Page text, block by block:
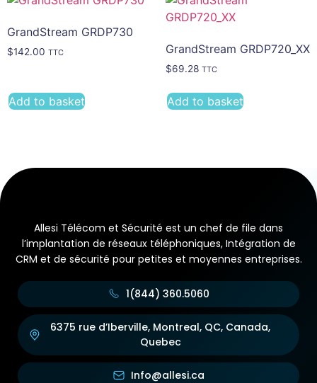
GrandStream GRDP730
$142.00 TTC
Add to basket
GrandStream GRDP720_XX
$69.28 TTC
Add to basket
Allesi Télécom et Sécurité est un chef de file dans
l’implantation de réseaux téléphoniques, Intégration de
CRM et de sécurité pour petites et moyennes entreprises.
1(844) 360.5060
6375 rue d’Iberville, Montreal, QC, Canada,
Quebec
Info@allesi.ca